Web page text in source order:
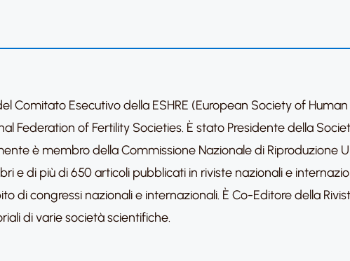
Comitato Esecutivo della ESHRE (European Society of
Federation of Fertility Societies. È stato Presidente della
è membro della Commissione Nazionale di Riproduzione
e di più di 650 articoli pubblicati in riviste nazionali e
di congressi nazionali e internazionali. È Co-Editore della
di varie società scientifiche.